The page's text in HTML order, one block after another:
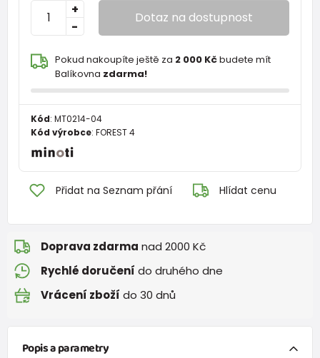
-
+ Dotaz na dostupnost
Pokud nakoupíte ještě za 2 000 Kčbudete mít
Balíkovna zdarma!
Kód: MT0214-04
Kód výrobce: FOREST 4
Přidat na Seznam přání Hlídat cenu
Doprava zdarma nad 2000 Kč
Rychlé doručení do druhého dne
Vrácení zboží do 30 dnů
Popis a parametry